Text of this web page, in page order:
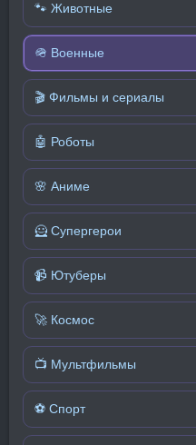
🐾 Животные
🪖 Военные
🎬 Фильмы и сериалы
🤖 Роботы
🌸 Аниме
🦸 Супергерои
📹 Ютуберы
🚀 Космос
📺 Мультфильмы
⚽ Спорт